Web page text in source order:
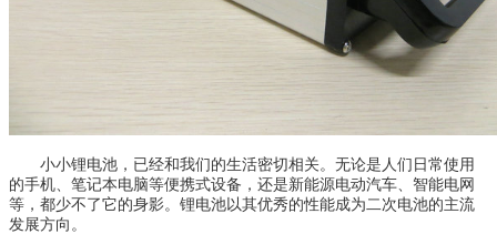
小小锂电池，已经和我们的生活密切相关。无论是人们日常使用
的手机、笔记本电脑等便携式设备，还是新能源电动汽车、智能电网
等，都少不了它的身影。锂电池以其优秀的性能成为二次电池的主流
发展方向。